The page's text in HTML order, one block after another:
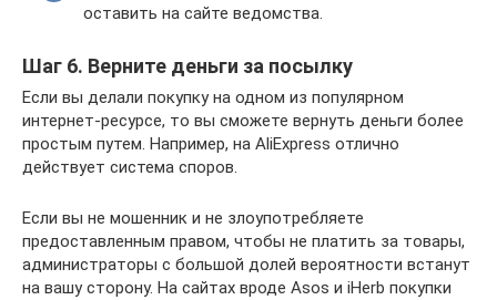
оставить на сайте ведомства.
Шаг 6. Верните деньги за посылку
Если вы делали покупку на одном из популярном
интернет-ресурсе, то вы сможете вернуть деньги более
простым путем. Например, на AliExpress отлично
действует система споров.
Если вы не мошенник и не злоупотребляете
предоставленным правом, чтобы не платить за товары,
администраторы с большой долей вероятности встанут
на вашу сторону. На сайтах вроде Asos и iHerb покупки